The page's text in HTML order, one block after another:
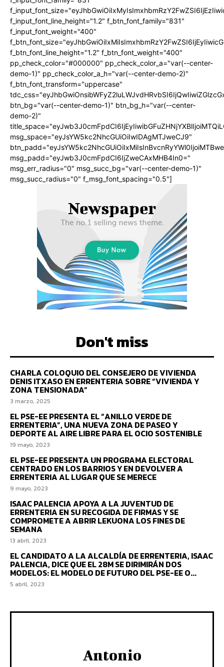
f_input_font_line_height="1.2" f_btn_font_family="831"
f_input_font_weight="400"
f_btn_font_line_height="1.2" f_btn_font_weight="400"
pp_check_color="#000000" pp_check_color_a="var(--center-
demo-1)" pp_check_color_a_h="var(--center-demo-2)"
f_btn_font_transform="uppercase"
btn_bg="var(--center-demo-1)" btn_bg_h="var(--center-
demo-2)"
msg_space="eyJsYW5kc2NhcGUiOiIwIDAgMTJweCJ9"
msg_padd="eyJwb3J0cmFpdCI6IjZweCAxMHB4In0="
msg_err_radius="0" msg_succ_bg="var(--center-demo-1)"
msg_succ_radius="0" f_msg_font_spacing="0.5"]
Don't miss
CHARLA COLOQUIO DEL CONSEJERO DE VIVIENDA
DENIS ITXASO EN ERRENTERIA SOBRE “VIVIENDA Y
ZONA TENSIONADA”
3 marzo, 2025
EL PSE-EE PRESENTA EL “ANILLO VERDE DE
ERRENTERIA”, UNA NUEVA ZONA DE PASEO Y
DEPORTE AL AIRE LIBRE PARA EL OCIO SOSTENIBLE
19 mayo, 2023
EL PSE-EE PRESENTA UN PROGRAMA ELECTORAL
CENTRADO EN LOS BARRIOS Y EN DEVOLVER A
ERRENTERIA AL LUGAR QUE SE MERECE
9 mayo, 2023
ISAAC PALENCIA APOYA A LA JUVENTUD DE
ERRENTERIA EN SU RECOGIDA DE FIRMAS Y SE
COMPROMETE A ABRIR LEKUONA LOS FINES DE
SEMANA
13 abril, 2023
EL CANDIDATO A LA ALCALDÍA DE ERRENTERIA, ISAAC
PALENCIA, DICE QUE EL 28M SE DIRIMIRÁN DOS
MODELOS: EL MODELO DE FUTURO DEL PSE-EE O...
5 abril, 2023
Antonio